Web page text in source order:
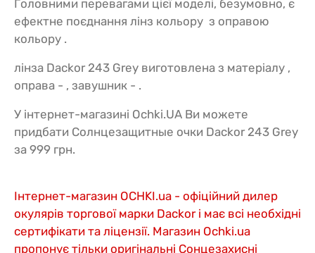
Головними перевагами цієї моделі, безумовно, є
ефектне поєднання лінз кольору з оправою
кольору .
лінза Dackor 243 Grey виготовлена з матеріалу ,
оправа - , завушник - .
У інтернет-магазині Ochki.UA Ви можете
придбати Солнцезащитные очки Dackor 243 Grey
за 999 грн.
Інтернет-магазин OCHKI.ua - офіційний дилер
окулярів торгової марки Dackor і має всі необхідні
сертифікати та ліцензії. Магазин Ochki.ua
пропонує тільки оригінальні Сонцезахисні